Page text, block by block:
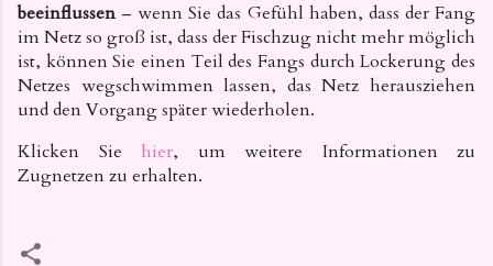
beeinflussen– wenn Sie das Gefühl haben, dass der Fang
im Netz so groß ist, dass der Fischzug nicht mehr möglich
ist, können Sie einen Teil des Fangs durch Lockerung des
Netzes wegschwimmen lassen, das Netz herausziehen
und den Vorgang später wiederholen.
Klicken Sie hier, um weitere Informationen zu
Zugnetzen zu erhalten.